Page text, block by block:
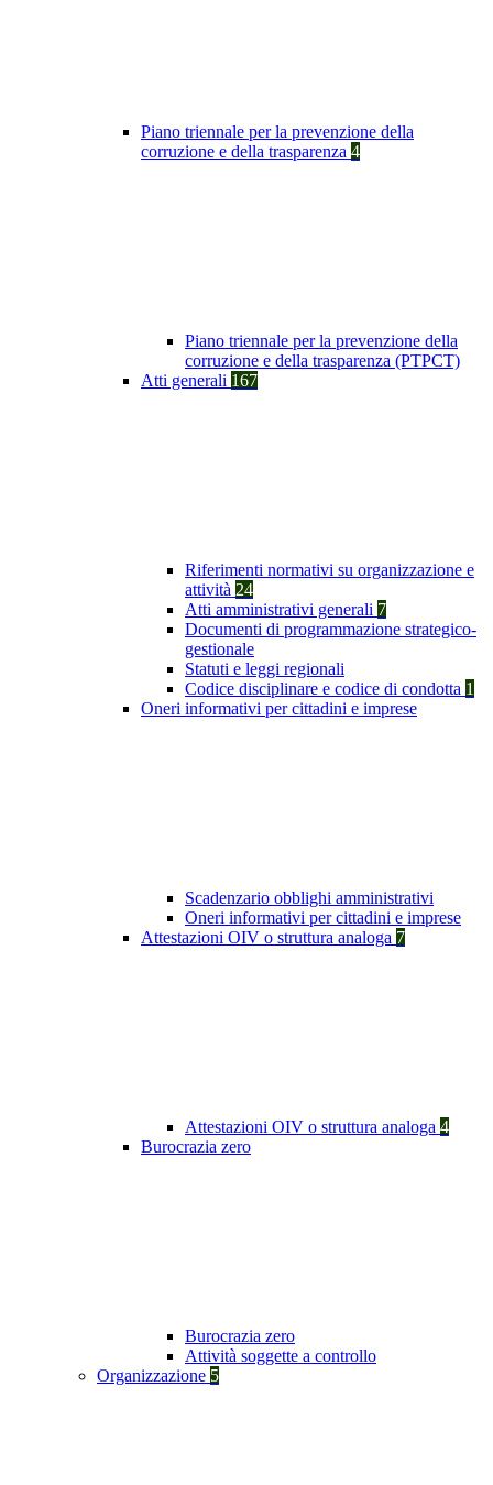
Piano triennale per la prevenzione della
corruzione e della trasparenza 4
Piano triennale per la prevenzione della
corruzione e della trasparenza (PTPCT)
Atti generali 167
Riferimenti normativi su organizzazione e
attività 24
Atti amministrativi generali 7
Documenti di programmazione strategico-
gestionale
Statuti e leggi regionali
Codice disciplinare e codice di condotta 1
Oneri informativi per cittadini e imprese
Scadenzario obblighi amministrativi
Oneri informativi per cittadini e imprese
Attestazioni OIV o struttura analoga 7
Attestazioni OIV o struttura analoga 4
Burocrazia zero
Burocrazia zero
Attività soggette a controllo
Organizzazione 5